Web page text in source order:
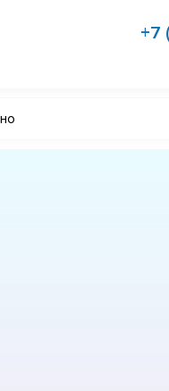
+7